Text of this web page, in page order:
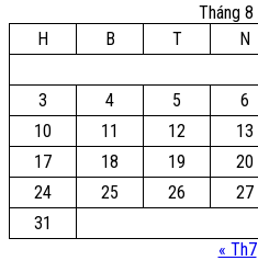
Tháng
H
B T N
3
4 5 6
10
11 12 13
17
18 19 20
24
25 26 27
31
« Th7